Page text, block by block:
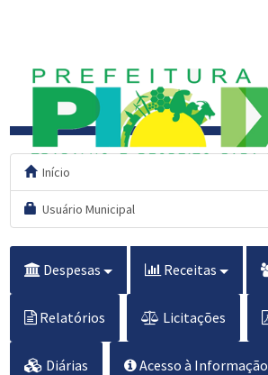
Início
Usuário Municipal
Despesas Receitas
Relatórios Licitações
Diárias Acesso à Informação